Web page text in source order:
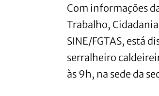
Com informações
Trabalho,
SINE/FGTAS, está
serralheiro
às 9h, na sede da